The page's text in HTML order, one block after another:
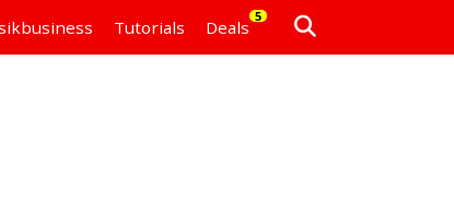
Tutorials Deals
5